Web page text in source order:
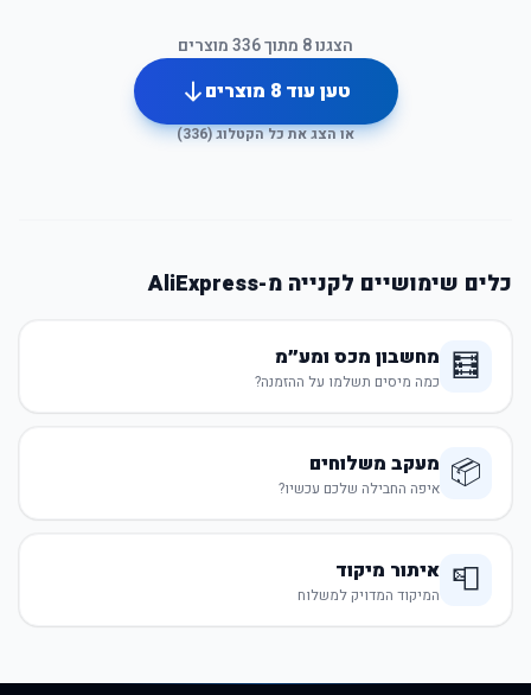
הצגנו8 מתוך336מוצרים
טען עוד8 מוצרים
או הצג את כל הקטלוג (336
)
כלים שימושיים לקנייה מ-AliExpress
🧮 מחשבון מכס ומע״מ
כמה מיסים תשלמו על ההזמנה?
📦 מעקב משלוחים
איפה החבילה שלכם עכשיו?
📮 איתור מיקוד
המיקוד המדויק למשלוח